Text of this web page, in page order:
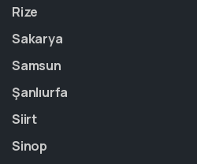
Rize
Sakarya
Samsun
Şanlıurfa
Siirt
Sinop